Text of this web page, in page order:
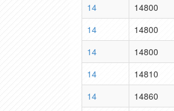
14
14800
14
14800
14
14800
14
14810
14
14860